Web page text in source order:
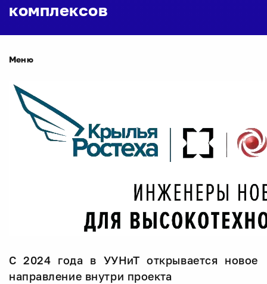
комплексов
Меню
С 2024 года в УУНиТ открывается новое
направление внутри проекта